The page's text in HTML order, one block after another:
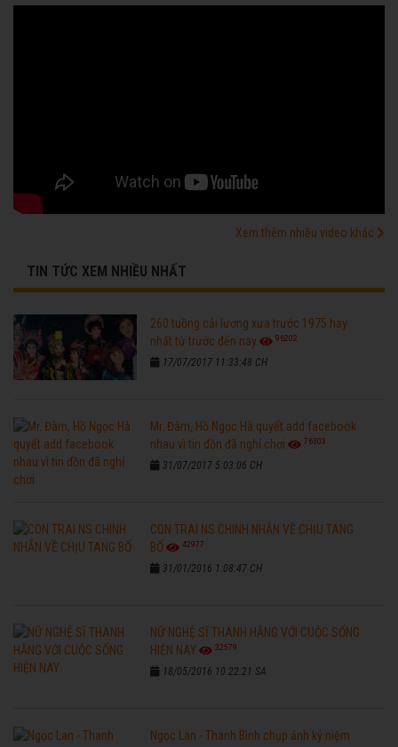
Xem thêm nhiều video khác
TIN TỨC XEM NHIỀU NHẤT
260 tuồng cải lương xưa trước 1975 hay
nhất từ trước đến nay
96202
17/07/2017 11:33:48 CH
Mr. Đàm, Hồ Ngọc Hà quyết add facebook
nhau vì tin đồn đã nghỉ chơi
76303
31/07/2017 5:03:06 CH
CON TRAI NS CHINH NHẪN VỀ CHỊU TANG
BỐ
42977
31/01/2016 1:08:47 CH
NỮ NGHỆ SĨ THANH HẰNG VỚI CUỘC SỐNG
HIỆN NAY
32579
18/05/2016 10:22:21 SA
Ngọc Lan - Thanh Bình chụp ảnh kỷ niệm